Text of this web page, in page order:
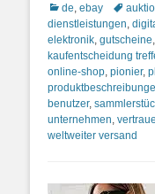
Kategorien
de, ebay
dienstleistungen,
elektronik, gutscheine,
kaufentscheidung
online-shop, pionier,
benutzer,
unternehmen,
weltweiter versand